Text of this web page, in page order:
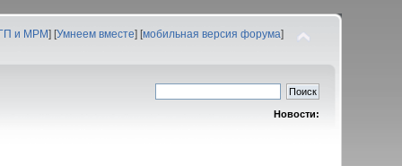
и МРМ] [Умнеем вместе] [мобильная версия форума]
Новости: